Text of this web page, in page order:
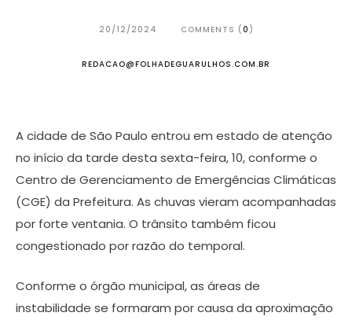
20/12/2024 COMMENTS (0 )
REDACAO@FOLHADEGUARULHOS.COM.BR
A cidade de São Paulo entrou em estado de atenção
no início da tarde desta sexta-feira, 10, conforme o
Centro de Gerenciamento de Emergências Climáticas
(CGE) da Prefeitura. As chuvas vieram acompanhadas
por forte ventania. O trânsito também ficou
congestionado por razão do temporal.
Conforme o órgão municipal, as áreas de
instabilidade se formaram por causa da aproximação